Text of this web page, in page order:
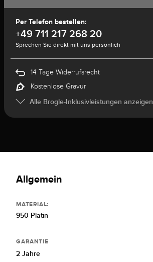
Per Telefon bestellen:
+49 711 217 268 20
Sprechen Sie direkt mit uns persönlich
14 Tage Widerrufsrecht
Kostenlose Gravur
Alle Brogle-Inklusivleistungen anzeigen
Allgemein
MATERIAL:
950 Platin
GARANTIE
2 Jahre